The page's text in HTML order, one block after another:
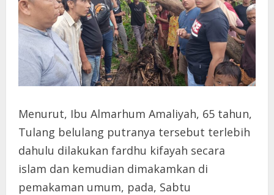
Menurut, Ibu Almarhum Amaliyah, 65 tahun,
Tulang belulang putranya tersebut terlebih
dahulu dilakukan fardhu kifayah secara
islam dan kemudian dimakamkan di
pemakaman umum, pada, Sabtu